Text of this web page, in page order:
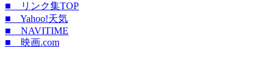
■ リンク集TOP
■ Yahoo!天気
■ NAVITIME
■ 映画.com